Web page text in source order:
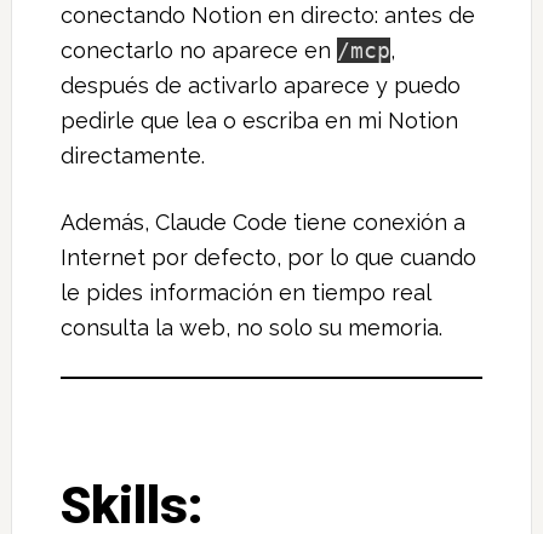
conectando Notion en directo: antes de
conectarlo no aparece en /mcp,
después de activarlo aparece y puedo
pedirle que lea o escriba en mi Notion
directamente.
Además, Claude Code tiene conexión a
Internet por defecto, por lo que cuando
le pides información en tiempo real
consulta la web, no solo su memoria.
Skills: